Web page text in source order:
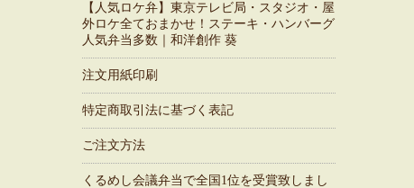
【人気ロケ弁】東京テレビ局・スタジオ・屋
外ロケ全ておまかせ！ステーキ・ハンバーグ
人気弁当多数｜和洋創作 葵
注文用紙印刷
特定商取引法に基づく表記
ご注文方法
くるめし会議弁当で全国1位を受賞致しまし